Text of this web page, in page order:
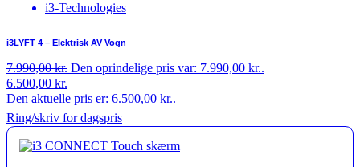
i3-Technologies
i3LYFT 4 – Elektrisk AV Vogn
7.990,00kr. Den oprindelige pris var: 7.990,00 kr..
6.500,00 kr.
Den aktuelle pris er: 6.500,00 kr..
Ring/skriv for dagspris